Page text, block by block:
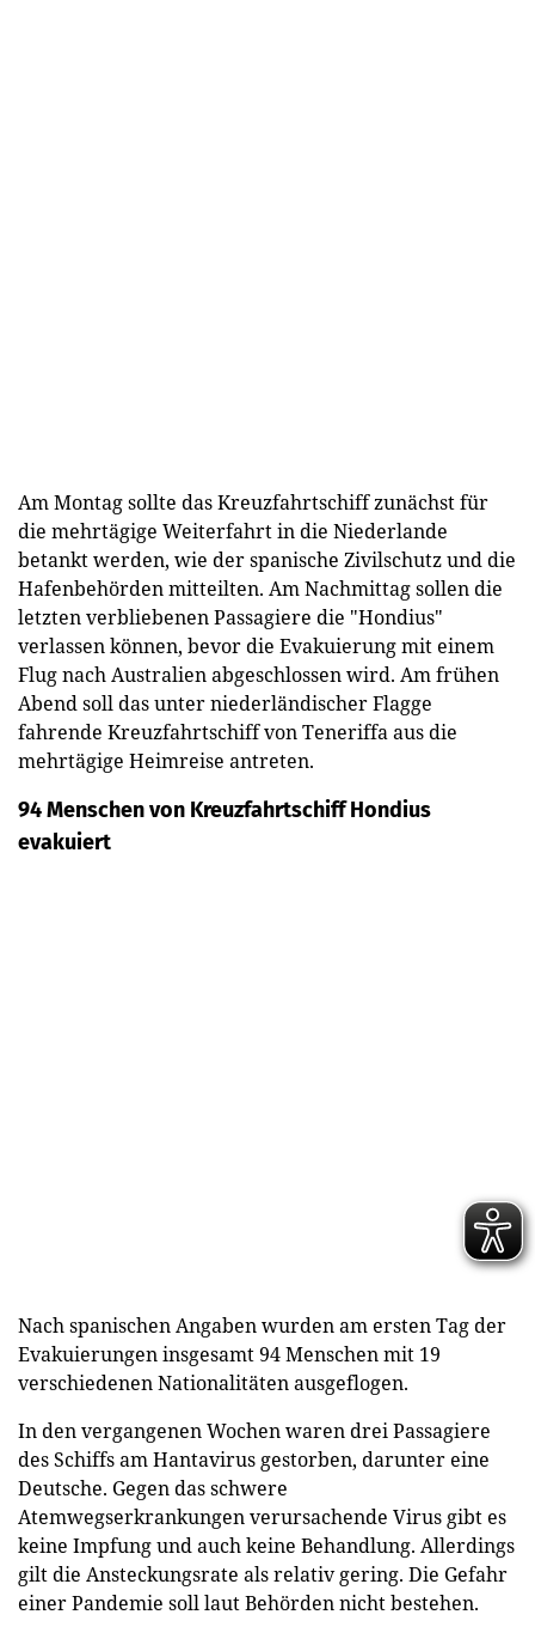
Am Montag sollte das Kreuzfahrtschiff zunächst für
die mehrtägige Weiterfahrt in die Niederlande
betankt werden, wie der spanische Zivilschutz und die
Hafenbehörden mitteilten. Am Nachmittag sollen die
letzten verbliebenen Passagiere die "Hondius"
verlassen können, bevor die Evakuierung mit einem
Flug nach Australien abgeschlossen wird. Am frühen
Abend soll das unter niederländischer Flagge
fahrende Kreuzfahrtschiff von Teneriffa aus die
mehrtägige Heimreise antreten.
94 Menschen von Kreuzfahrtschiff Hondius
evakuiert
Nach spanischen Angaben wurden am ersten Tag der
Evakuierungen insgesamt 94 Menschen mit 19
verschiedenen Nationalitäten ausgeflogen.
In den vergangenen Wochen waren drei Passagiere
des Schiffs am Hantavirus gestorben, darunter eine
Deutsche. Gegen das schwere
Atemwegserkrankungen verursachende Virus gibt es
keine Impfung und auch keine Behandlung. Allerdings
gilt die Ansteckungsrate als relativ gering. Die Gefahr
einer Pandemie soll laut Behörden nicht bestehen.